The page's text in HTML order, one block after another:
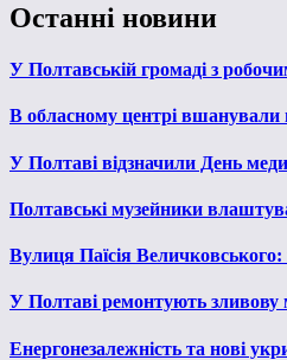
Останні новини
У Полтавській громаді з
В обласному центрі вшанували
У Полтаві відзначили День
Полтавські музейники
Вулиця Паїсія Величковського:
У Полтаві ремонтують зливову
Енергонезалежність та нові